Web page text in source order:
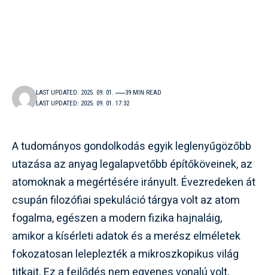
LAST UPDATED: 2025. 09. 01. 17:32
LAST UPDATED: 2025. 09. 01. 39 MIN READ
A tudományos gondolkodás egyik leglenyűgözőbb
utazása az anyag legalapvetőbb építőköveinek, az
atomoknak a megértésére irányult. Évezredeken át
csupán filozófiai spekuláció tárgya volt az atom
fogalma, egészen a modern fizika hajnaláig,
amikor a kísérleti adatok és a merész elméletek
fokozatosan leleplezték a mikroszkopikus világ